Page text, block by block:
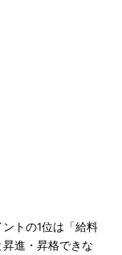
トの1位は「給料
進・昇格できな